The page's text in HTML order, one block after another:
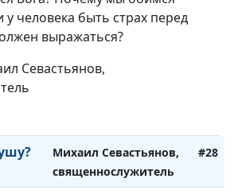
у человека быть страх перед
выражаться?
Севастьянов,
Михаил Севастьянов,
священнослужитель
Михаил Севастьянов,
священнослужитель
#28